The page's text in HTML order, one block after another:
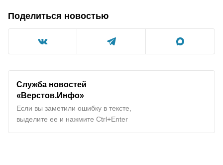
Поделиться новостью
Служба новостей
«Верстов.Инфо»
Если вы заметили ошибку в тексте,
выделите ее и нажмите Ctrl+Enter